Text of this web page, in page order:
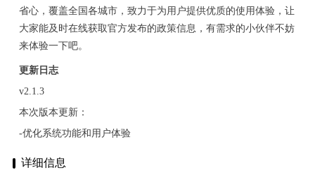
省心，覆盖全国各城市，致力于为用户提供优质的使用体验，让
大家能及时在线获取官方发布的政策信息，有需求的小伙伴不妨
来体验一下吧。
更新日志
v2.1.3
本次版本更新：
-优化系统功能和用户体验
详细信息